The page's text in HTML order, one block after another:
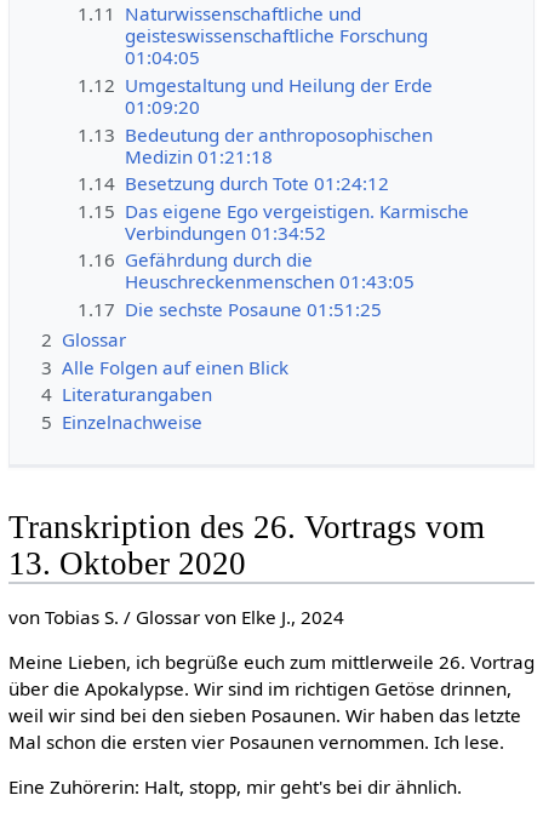
1.11 Naturwissenschaftliche und
geisteswissenschaftliche Forschung
01:04:05
1.12 Umgestaltung und Heilung der Erde
01:09:20
1.13 Bedeutung der anthroposophischen
Medizin 01:21:18
1.14 Besetzung durch Tote 01:24:12
1.15 Das eigene Ego vergeistigen. Karmische
Verbindungen 01:34:52
1.16 Gefährdung durch die
Heuschreckenmenschen 01:43:05
1.17 Die sechste Posaune 01:51:25
2 Glossar
3 Alle Folgen auf einen Blick
4 Literaturangaben
5 Einzelnachweise
Transkription des 26. Vortrags vom
13. Oktober 2020
von Tobias S. / Glossar von Elke J., 2024
Meine Lieben, ich begrüße euch zum mittlerweile 26. Vortrag
über die Apokalypse. Wir sind im richtigen Getöse drinnen,
weil wir sind bei den sieben Posaunen. Wir haben das letzte
Mal schon die ersten vier Posaunen vernommen. Ich lese.
Eine Zuhörerin: Halt, stopp, mir geht's bei dir ähnlich.